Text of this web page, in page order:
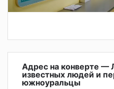
Адрес на конверте —
известных людей и
южноуральцы